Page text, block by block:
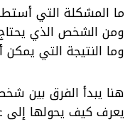
ما المشكلة التي
ومن الشخص الذي
وما النتيجة التي
هنا يبدأ الفرق بين
يعرف كيف يحولها إلى